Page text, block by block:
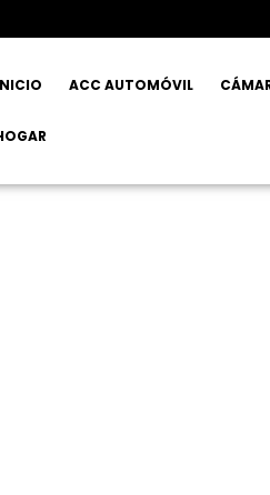
ACC AUTOMÓVIL